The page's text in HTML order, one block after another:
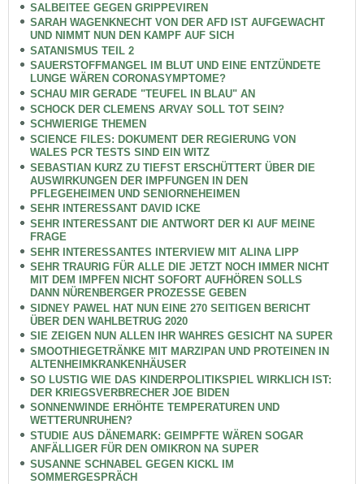
SALBEITEE GEGEN GRIPPEVIREN
SARAH WAGENKNECHT VON DER AFD IST AUFGEWACHT
UND NIMMT NUN DEN KAMPF AUF SICH
SATANISMUS TEIL 2
SAUERSTOFFMANGEL IM BLUT UND EINE ENTZÜNDETE
LUNGE WÄREN CORONASYMPTOME?
SCHAU MIR GERADE "TEUFEL IN BLAU" AN
SCHOCK DER CLEMENS ARVAY SOLL TOT SEIN?
SCHWIERIGE THEMEN
SCIENCE FILES: DOKUMENT DER REGIERUNG VON
WALES PCR TESTS SIND EIN WITZ
SEBASTIAN KURZ ZU TIEFST ERSCHÜTTERT ÜBER DIE
AUSWIRKUNGEN DER IMPFUNGEN IN DEN
PFLEGEHEIMEN UND SENIORNEHEIMEN
SEHR INTERESSANT DAVID ICKE
SEHR INTERESSANT DIE ANTWORT DER KI AUF MEINE
FRAGE
SEHR INTERESSANTES INTERVIEW MIT ALINA LIPP
SEHR TRAURIG FÜR ALLE DIE JETZT NOCH IMMER NICHT
MIT DEM IMPFEN NICHT SOFORT AUFHÖREN SOLLS
DANN NÜRENBERGER PROZESSE GEBEN
SIDNEY PAWEL HAT NUN EINE 270 SEITIGEN BERICHT
ÜBER DEN WAHLBETRUG 2020
SIE ZEIGEN NUN ALLEN IHR WAHRES GESICHT NA SUPER
SMOOTHIEGETRÄNKE MIT MARZIPAN UND PROTEINEN IN
ALTENHEIMKRANKENHÄUSER
SO LUSTIG WIE DAS KINDERPOLITIKSPIEL WIRKLICH IST:
DER KRIEGSVERBRECHER JOE BIDEN
SONNENWINDE ERHÖHTE TEMPERATUREN UND
WETTERUNRUHEN?
STUDIE AUS DÄNEMARK: GEIMPFTE WÄREN SOGAR
ANFÄLLIGER FÜR DEN OMIKRON NA SUPER
SUSANNE SCHNABEL GEGEN KICKL IM
SOMMERGESPRÄCH